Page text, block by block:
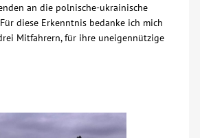
an die polnische-ukrainische
diese Erkenntnis bedanke ich mich
Mitfahrern, für ihre uneigennützige